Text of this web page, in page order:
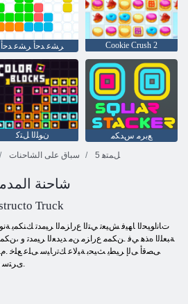
ﺮﺸﻋ ﺪﺣﺃ ﺮﺸﻋ ﺪﺣﺃ Cookie Crush 2
ﻥﻮﻠﻟﺍ ﻞﺘﻛ
ﻊﺑﺮﻣ ﺱﺪﻜﻣ
سباق على الشاحنات 5 ﻞﻤﺘﻫ
شاحنة
Truck
ﺔﺒﻌﻠﻟﺍ ﻩﺬﻫ ﻲﻓ .ﻦﻜﻤﻣ ﻉﺭﺍﺰﻣ ﻦﻣ ﺪﻳﺪﻌﻟﺍ ﺮﻴﻣﺪﺗ ﻭ
ﻰﺼﻗﺃ ﻰﻟﺇ ﺮﻴﻄﻳ ﺚﻴﺤﺑ ﺔﻴﻟﺎﻋ ﻚﺗﺭﺎﻴﺳ ﻰﻠﻋ
.ﻯﺮﺘﺳ